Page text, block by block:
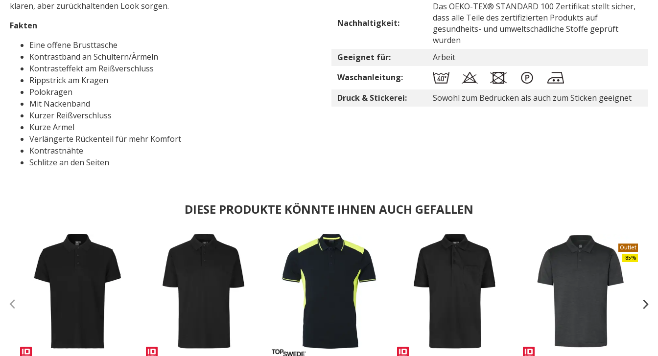
klaren, aber zurückhaltenden Look sorgen.
Fakten
Eine offene Brusttasche
Kontrastband an Schultern/Ärmeln
Kontrasteffekt am Reißverschluss
Rippstrick am Kragen
Polokragen
Mit Nackenband
Kurzer Reißverschluss
Kurze Ärmel
Verlängerte Rückenteil für mehr Komfort
Kontrastnähte
Schlitze an den Seiten
Nachhaltigkeit:
Das OEKO-TEX® STANDARD 100 Zertifikat stellt sicher,
dass alle Teile des zertifizierten Produkts auf
gesundheits- und umweltschädliche Stoffe geprüft
wurden
Geeignet für:
Arbeit
Waschanleitung:
Druck & Stickerei:
Sowohl zum Bedrucken als auch zum Sticken geeignet
DIESE PRODUKTE KÖNNTE IHNEN AUCH GEFALLEN
Outlet
-85%